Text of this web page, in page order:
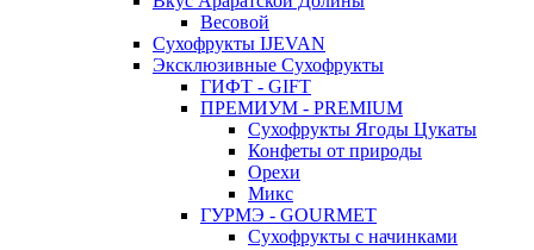
Весовой
Сухофрукты IJEVAN
Эксклюзивные Сухофрукты
ГИФТ - GIFT
ПРЕМИУМ - PREMIUM
Сухофрукты Ягоды Цукаты
Конфеты от природы
Орехи
Микс
ГУРМЭ - GOURMET
Сухофрукты с начинками